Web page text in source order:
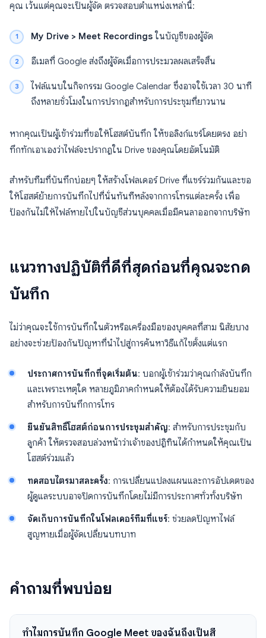
คุณ เว้นแต่คุณจะเป็นผู้จัด ตรวจสอบตำแหน่งเหล่านี้:
My Drive > Meet Recordings ในบัญชีของผู้จัด
อีเมลที่ Google ส่งถึงผู้จัดเมื่อการประมวลผลเสร็จสิ้น
ไฟล์แนบในกิจกรรม Google Calendar ซึ่งอาจใช้เวลา 30 นาที
ถึงหลายชั่วโมงในการปรากฏสำหรับการประชุมที่ยาวนาน
หากคุณเป็นผู้เข้าร่วมที่ขอให้โฮสต์บันทึก ให้ขอลิงก์แชร์โดยตรง อย่า
ทึกทักเอาเองว่าไฟล์จะปรากฏใน Drive ของคุณโดยอัตโนมัติ
สำหรับทีมที่บันทึกบ่อยๆ ให้สร้างโฟลเดอร์ Drive ที่แชร์ร่วมกันและขอ
ให้โฮสต์ย้ายการบันทึกไปที่นั่นทันทีหลังจากการโทรแต่ละครั้ง เพื่อ
ป้องกันไม่ให้ไฟล์หายไปในบัญชีส่วนบุคคลเมื่อมีคนลาออกจากบริษัท
แนวทางปฏิบัติที่ดีที่สุดก่อนที่คุณจะกด
บันทึก
ไม่ว่าคุณจะใช้การบันทึกในตัวหรือเครื่องมือของบุคคลที่สาม นิสัยบาง
อย่างจะช่วยป้องกันปัญหาที่นำไปสู่การค้นหาวิธีแก้ไขตั้งแต่แรก
ประกาศการบันทึกที่จุดเริ่มต้น: บอกผู้เข้าร่วมว่าคุณกำลังบันทึก
และเพราะเหตุใด หลายภูมิภาคกำหนดให้ต้องได้รับความยินยอม
สำหรับการบันทึกการโทร
ยืนยันสิทธิ์โฮสต์ก่อนการประชุมสำคัญ: สำหรับการประชุมกับ
ลูกค้า ให้ตรวจสอบล่วงหน้าว่าเจ้าของปฏิทินได้กำหนดให้คุณเป็น
โฮสต์ร่วมแล้ว
ทดสอบไตรมาสละครั้ง: การเปลี่ยนแปลงแผนและการอัปเดตของ
ผู้ดูแลระบบอาจปิดการบันทึกโดยไม่มีการประกาศทั่วทั้งบริษัท
จัดเก็บการบันทึกในโฟลเดอร์ทีมที่แชร์: ช่วยลดปัญหาไฟล์
สูญหายเมื่อผู้จัดเปลี่ยนบทบาท
คำถามที่พบบ่อย
ทำไมการบันทึก Google Meet ของฉันถึงเป็นสี